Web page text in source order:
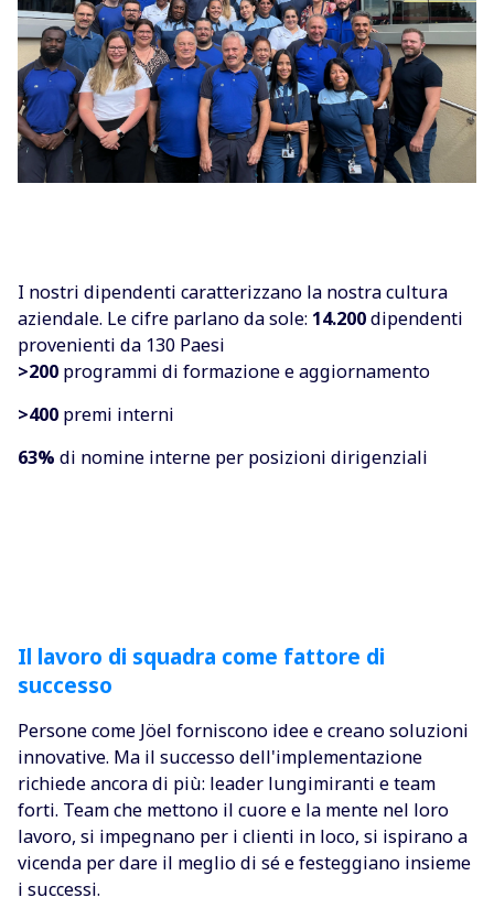
I nostri dipendenti caratterizzano la nostra cultura
aziendale. Le cifre parlano da sole: 14.200dipendenti
provenienti da 130 Paesi
>200 programmi di formazione e aggiornamento
>400 premi interni
63% di nomine interne per posizioni dirigenziali
Il lavoro di squadra come fattore di
successo
Persone come Jöel forniscono idee e creano soluzioni
innovative. Ma il successo dell'implementazione
richiede ancora di più: leader lungimiranti e team
forti. Team che mettono il cuore e la mente nel loro
lavoro, si impegnano per i clienti in loco, si ispirano a
vicenda per dare il meglio di sé e festeggiano insieme
i successi.